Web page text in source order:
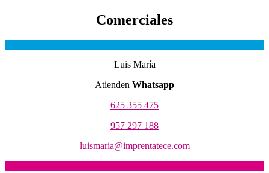
Comerciales
Luis María
Atienden Whatsapp
625 355 475
957 297 188
luismaria@imprentatece.com